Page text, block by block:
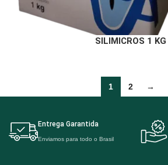
SILIMICROS 1 KG
1 2 →
Entrega Garantida
Enviamos para todo o Brasil